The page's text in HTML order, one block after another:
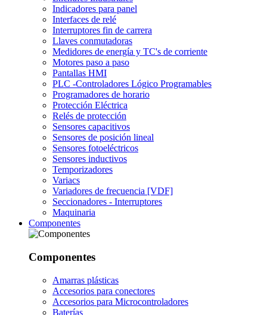
Indicadores para panel
Interfaces de relé
Interruptores fin de carrera
Llaves conmutadoras
Medidores de energía y TC's de corriente
Motores paso a paso
Pantallas HMI
PLC -Controladores Lógico Programables
Programadores de horario
Protección Eléctrica
Relés de protección
Sensores capacitivos
Sensores de posición lineal
Sensores fotoeléctricos
Sensores inductivos
Temporizadores
Variacs
Variadores de frecuencia [VDF]
Seccionadores - Interruptores
Maquinaria
Componentes
Componentes
Amarras plásticas
Accesorios para conectores
Accesorios para Microcontroladores
Baterías